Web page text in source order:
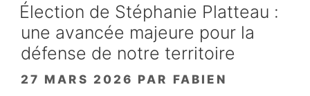
Élection de Stéphanie Platteau :
une avancée majeure pour la
défense de notre territoire
27 MARS 2026 PAR FABIEN